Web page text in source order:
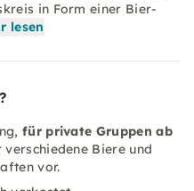
in Form einer Bier-
lesen
für private Gruppen ab
Biere und
vor.